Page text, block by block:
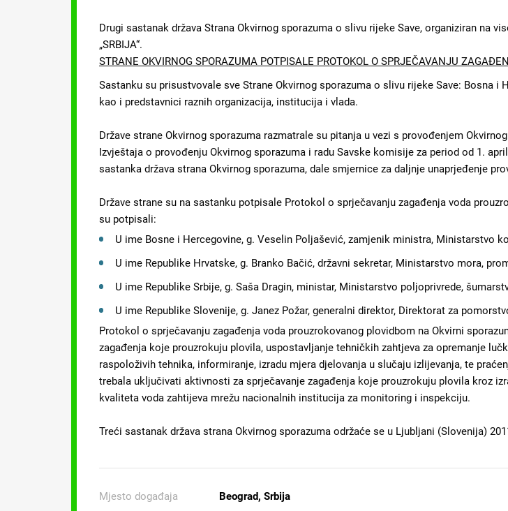
Drugi sastanak država Strana Okvirnog sporazuma o slivu rijeke Save, organiziran na
„SRBIJA“.
STRANE OKVIRNOG SPORAZUMA POTPISALE PROTOKOL O SPRJEČAVANJU
Sastanku su prisustvovale sve Strane Okvirnog sporazuma o slivu rijeke Save: Bosna i
kao i predstavnici raznih organizacija, institucija i vlada.
Države strane Okvirnog sporazuma razmatrale su pitanja u vezi s provođenjem
Izvještaja o provođenju Okvirnog sporazuma i radu Savske komisije za period od 1.
sastanka država strana Okvirnog sporazuma, dale smjernice za daljnje unaprjeđenje
Države strane su na sastanku potpisale Protokol o sprječavanju zagađenja voda
su potpisali:
U ime Bosne i Hercegovine, g. Veselin Poljašević, zamjenik ministra, Ministarstvo
U ime Republike Hrvatske, g. Branko Bačić, državni sekretar, Ministarstvo mora,
U ime Republike Srbije, g. Saša Dragin, ministar, Ministarstvo poljoprivrede,
U ime Republike Slovenije, g. Janez Požar, generalni direktor, Direktorat za
Protokol o sprječavanju zagađenja voda prouzrokovanog plovidbom na Okvirni
zagađenja koje prouzrokuju plovila, uspostavljanje tehničkih zahtjeva za opremanje
raspoloživih tehnika, informiranje, izradu mjera djelovanja u slučaju izlijevanja, te
trebala uključivati aktivnosti za sprječavanje zagađenja koje prouzrokuju plovila kroz
kvaliteta voda zahtijeva mrežu nacionalnih institucija za monitoring i inspekciju.
Treći sastanak država strana Okvirnog sporazuma održaće se u Ljubljani (Slovenija)
Mjesto događaja
Beograd, Srbija